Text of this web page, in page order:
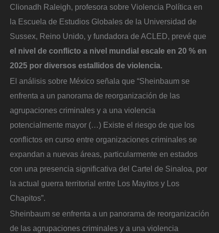
Clionadh Raleigh, profesora sobre Violencia Política en
la Escuela de Estudios Globales de la Universidad de
Sussex, Reino Unido, y fundadora de ACLED, prevé que
el nivel de conflicto a nivel mundial escale en 20 % en
2025 por diversos estallidos de violencia.
El análisis sobre México señala que “Sheinbaum se
enfrenta a un panorama de reorganización de las
agrupaciones criminales y a una violencia
potencialmente mayor (…) Existe el riesgo de que los
conflictos en curso entre organizaciones criminales se
expandan a nuevas áreas, particularmente en estados
con una presencia significativa del Cartel de Sinaloa, por
la actual guerra territorial entre Los Mayitos y Los
Chapitos”.
Sheinbaum se enfrenta a un panorama de reorganización
de las agrupaciones criminales y a una violencia